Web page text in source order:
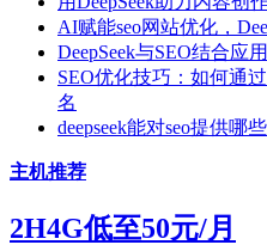
AI赋能seo网站优化，
DeepSeek与SEO结合应
SEO优化技巧：如何通
名
deepseek能对seo提供哪
主机推荐
2H4G低至50元/月